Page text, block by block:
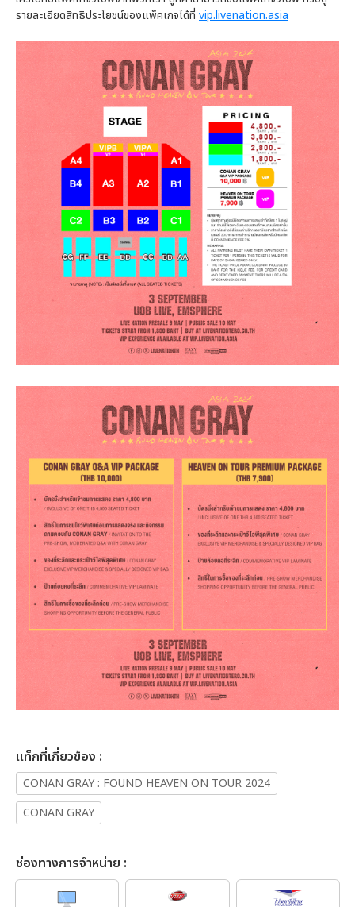
รายละเอียดสิทธิประโยชน์ของแพ็คเกจได้ที่ vip.livenation.asia
เเท็กที่เกี่ยวข้อง :
CONAN GRAY : FOUND HEAVEN ON TOUR 2024
CONAN GRAY
ช่องทางการจำหน่าย :